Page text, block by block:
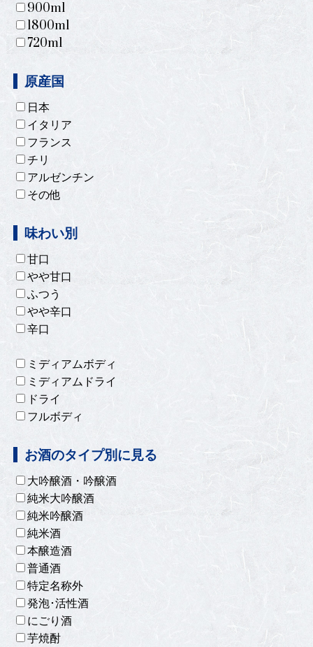
900ml
1800ml
720ml
原産国
日本
イタリア
フランス
チリ
アルゼンチン
その他
味わい別
甘口
やや甘口
ふつう
やや辛口
辛口
ミディアムボディ
ミディアムドライ
ドライ
フルボディ
お酒のタイプ別に見る
大吟醸酒・吟醸酒
純米大吟醸酒
純米吟醸酒
純米酒
本醸造酒
普通酒
特定名称外
発泡･活性酒
にごり酒
芋焼酎